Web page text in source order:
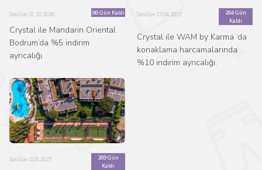
Son Gün 31.10.2026 86 Gün Kaldı
Crystal ile Mandarin Oriental
Bodrum’da %5 indirim
ayrıcalığı.
Son Gün 27.04.2027
264 Gün
Kaldı
Crystal ile WAM by Karma ‘da
konaklama harcamalarında
%10 indirim ayrıcalığı.
Son Gün 2.05.2027
269 Gün
Kaldı